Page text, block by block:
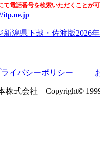
電話番号を検索いただくことが可
itp.ne.jp
ライバシーポリシー |
株式会社 Copyright©